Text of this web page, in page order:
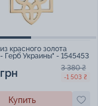
красного золота
"Тризуб - Герб Украины" - 1545453
3 380 ₴
-1 503 ₴
Купить